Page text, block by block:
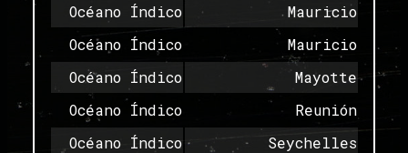
Mauricio
Océano Índico
Mauricio
Océano Índico
Mayotte
Océano Índico
Reunión
Océano Índico
Seychelles
Océano Índico